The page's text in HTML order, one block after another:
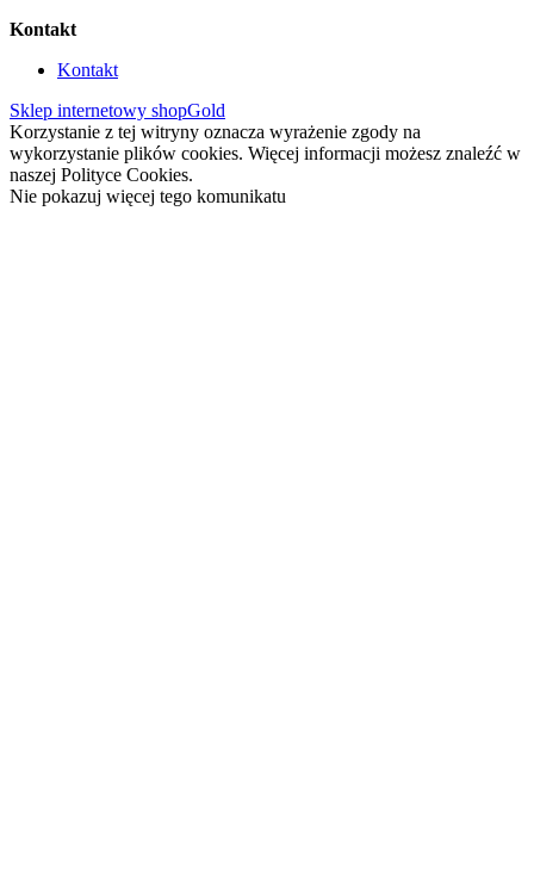
Kontakt
Kontakt
Sklep internetowy shopGold
Korzystanie z tej witryny oznacza wyrażenie zgody na
wykorzystanie plików cookies. Więcej informacji możesz znaleźć w
naszej Polityce Cookies.
Nie pokazuj więcej tego komunikatu